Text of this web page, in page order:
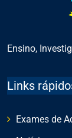
Ensino,
Links
Exames de